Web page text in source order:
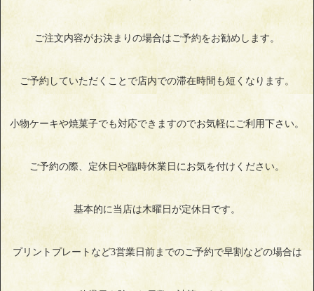
ご注文内容がお決まりの場合はご予約をお勧めします。
ご予約していただくことで店内での滞在時間も短くなります。
小物ケーキや焼菓子でも対応できますのでお気軽にご利用下さい。
ご予約の際、定休日や臨時休業日にお気を付けください。
基本的に当店は木曜日が定休日です。
プリントプレートなど3営業日前までのご予約で早割などの場合は